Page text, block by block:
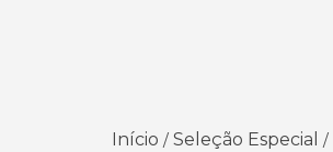
Início / Seleção Especial /